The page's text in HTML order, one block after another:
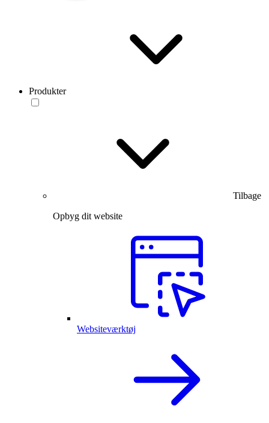
Produkter
Tilbage
Opbyg dit website
Websiteværktøj